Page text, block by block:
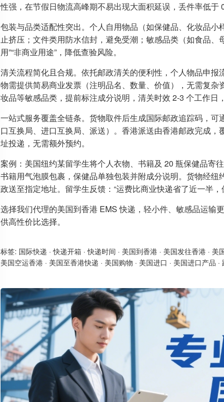
性强，在节假日物流高峰期不易出现大面积延误，丢件率低于
包装与品类适配性突出。个人自用物品（如保健品、化妆品
止挤压；文件类用防水信封，避免受潮；敏感品类（如食品
用”“非商业用途”，降低查验风险。
清关流程简化且合规。依托邮政清关的便利性，个人物品申
物需提供简易商业发票（注明品名、数量、价值），无需复
妆品等敏感品类，提前标注成分说明，清关时效 2-3 个工作日
一站式服务覆盖全链条。货物取件后生成国际邮政追踪码，
口互换局、进口互换局、派送）。香港派送由香港邮政完成
址投递，无需额外预约。
案例：美国纽约某留学生将个人衣物、书籍及 20 瓶保健品寄
书籍用气泡膜包裹，保健品单独包装并附成分说明。货物经
政送至指定地址。留学生反馈：“运费比商业快递省了近一半
选择我们代理的美国到香港 EMS 快递，轻小件、敏感品运输
供高性价比选择。
标签: 国际快递 ·快递开箱 ·快递时间 · 美国到香港 · 美国发往香港 · 美
美国空运香港 · 美国至香港快递 · 美国购物 · 美国进口 · 美国进口产品 ·